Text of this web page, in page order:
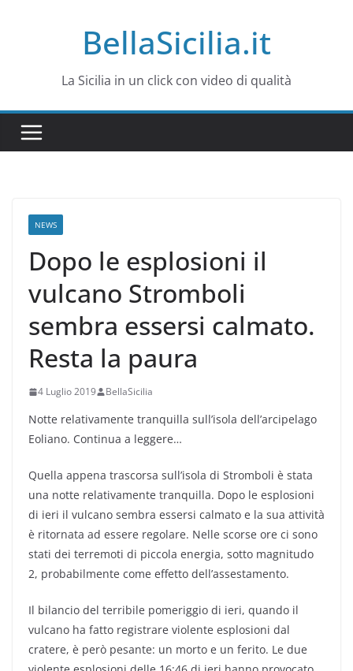
BellaSicilia.it
La Sicilia in un click con video di qualità
NEWS
Dopo le esplosioni il
vulcano Stromboli
sembra essersi calmato.
Resta la paura
4 Luglio 2019 BellaSicilia
Notte relativamente tranquilla sull’isola dell’arcipelago
Eoliano. Continua a leggere…
Quella appena trascorsa sull’isola di Stromboli è stata
una notte relativamente tranquilla. Dopo le esplosioni
di ieri il vulcano sembra essersi calmato e la sua attività
è ritornata ad essere regolare. Nelle scorse ore ci sono
stati dei terremoti di piccola energia, sotto magnitudo
2, probabilmente come effetto dell’assestamento.
Il bilancio del terribile pomeriggio di ieri, quando il
vulcano ha fatto registrare violente esplosioni dal
cratere, è però pesante: un morto e un ferito. Le due